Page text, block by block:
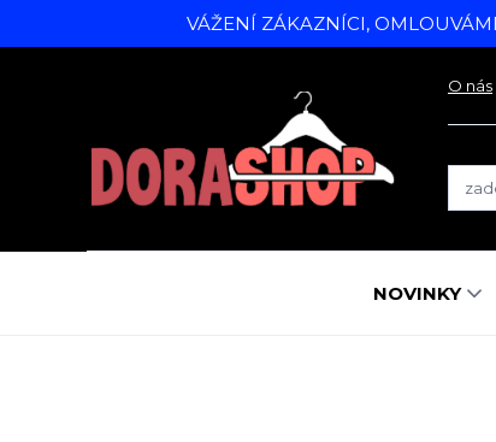
VÁŽENÍ ZÁKAZNÍCI,
O nás
NOVINKY